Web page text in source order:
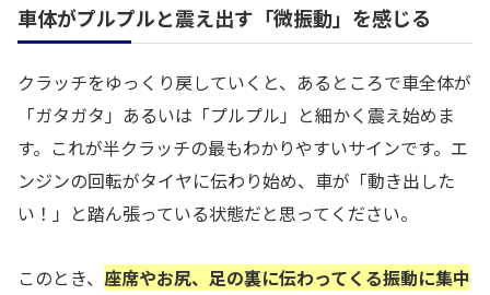
車体がプルプルと震え出す「微振動」を感じる
クラッチをゆっくり戻していくと、あるところで車全体が
「ガタガタ」あるいは「プルプル」と細かく震え始めま
す。これが半クラッチの最もわかりやすいサインです。エ
ンジンの回転がタイヤに伝わり始め、車が「動き出した
い！」と踏ん張っている状態だと思ってください。
このとき、 座席やお尻、足の裏に伝わってくる振動に集中